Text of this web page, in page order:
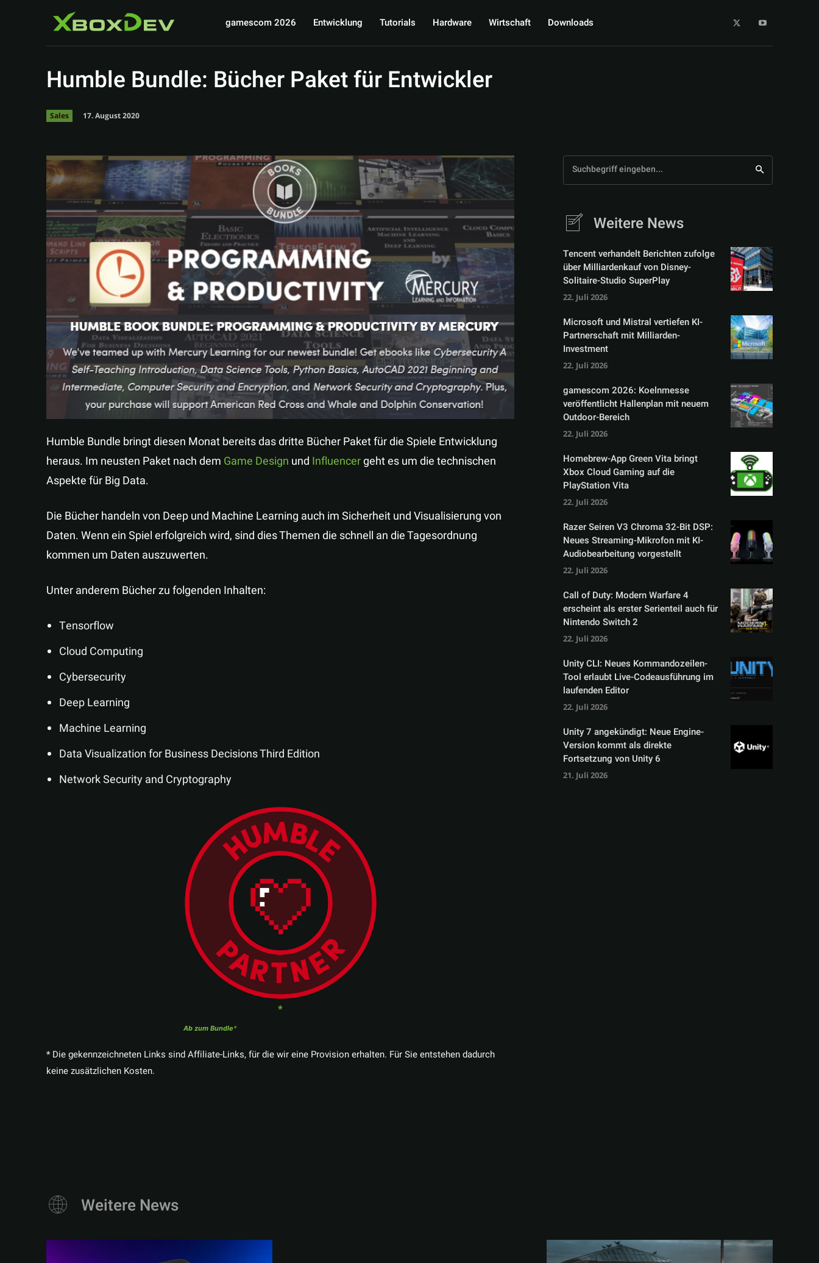
gamescom 2026 Entwicklung Tutorials Hardware Wirtschaft Downloads
Humble Bundle: Bücher Paket für Entwickler
Sales 17. August 2020
Teilen
Humble Bundle bringt diesen Monat bereits das dritte Bücher Paket für die Spiele Entwicklung
heraus. Im neusten Paket nach dem Game Design und Influencergeht es um die technischen
Aspekte für Big Data.
Die Bücher handeln von Deep und Machine Learning auch im Sicherheit und Visualisierung von
Daten. Wenn ein Spiel erfolgreich wird, sind dies Themen die schnell an die Tagesordnung
kommen um Daten auszuwerten.
Unter anderem Bücher zu folgenden Inhalten:
Tensorflow
Cloud Computing
Cybersecurity
Deep Learning
Machine Learning
Data Visualization for Business Decisions Third Edition
Network Security and Cryptography
Ab zum Bundle
* Die gekennzeichneten Links sind Affiliate-Links, für die wir eine Provision erhalten. Für Sie entstehen dadurch
keine zusätzlichen Kosten.
Suchbegriff eingeben...
Weitere News
Tencent verhandelt Berichten zufolge
über Milliardenkauf von Disney-
Solitaire-Studio SuperPlay
22. Juli 2026
Microsoft und Mistral vertiefen KI-
Partnerschaft mit Milliarden-
Investment
22. Juli 2026
gamescom 2026: Koelnmesse
veröffentlicht Hallenplan mit neuem
Outdoor-Bereich
22. Juli 2026
Homebrew-App Green Vita bringt
Xbox Cloud Gaming auf die
PlayStation Vita
22. Juli 2026
Razer Seiren V3 Chroma 32-Bit DSP:
Neues Streaming-Mikrofon mit KI-
Audiobearbeitung vorgestellt
22. Juli 2026
Call of Duty: Modern Warfare 4
erscheint als erster Serienteil auch für
Nintendo Switch 2
22. Juli 2026
Unity CLI: Neues Kommandozeilen-
Tool erlaubt Live-Codeausführung im
laufenden Editor
22. Juli 2026
Unity 7 angekündigt: Neue Engine-
Version kommt als direkte
Fortsetzung von Unity 6
21. Juli 2026
Weitere News